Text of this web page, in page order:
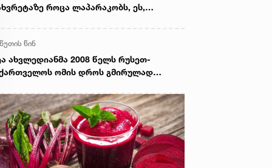
როცა ლაპარაკობს, ეს,
სხვისთვის მიკუთვნების აქტი -
ხუბუა
წინ
ახვლედიანმა 2008 წელს რუსეთ-
ომის დროს გმირულად
ძმათა სასაფლაოზე პატივი